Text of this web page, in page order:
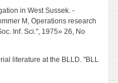
in West Sussek. -
M, Operations research
Inf. Sci.", 1975» 26, No
literature at the BLLD. "BLL